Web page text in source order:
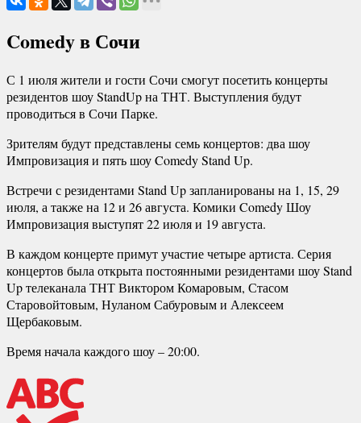
Comedy в Сочи
С 1 июля жители и гости Сочи смогут посетить концерты
резидентов шоу StandUp на ТНТ. Выступления будут
проводиться в Сочи Парке.
Зрителям будут представлены семь концертов: два шоу
Импровизация и пять шоу Comedy Stand Up.
Встречи с резидентами Stand Up запланированы на 1, 15, 29
июля, а также на 12 и 26 августа. Комики Comedy Шоу
Импровизация выступят 22 июля и 19 августа.
В каждом концерте примут участие четыре артиста. Серия
концертов была открыта постоянными резидентами шоу Stand
Up телеканала ТНТ Виктором Комаровым, Стасом
Старовойтовым, Нуланом Сабуровым и Алексеем
Щербаковым.
Время начала каждого шоу – 20:00.